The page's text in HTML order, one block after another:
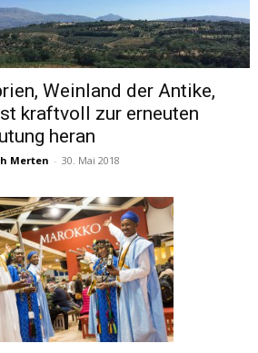
Weinland der Antike,
kraftvoll zur erneuten
heran
Merten - 30. Mai 2018